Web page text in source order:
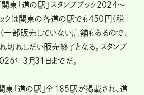
東「道の駅」スタンプブック2024〜
ックは関東の各道の駅でも450円（税
一部販売していない店舗もあるので、
切れしだい販売終了となる。スタンプ
年3月31日までだ。
東「道の駅」全185駅が掲載され、道